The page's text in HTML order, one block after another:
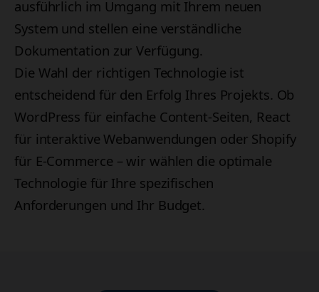
ausführlich im Umgang mit Ihrem neuen
System und stellen eine verständliche
Dokumentation zur Verfügung.
Die Wahl der richtigen Technologie ist
entscheidend für den Erfolg Ihres Projekts. Ob
WordPress für einfache Content-Seiten, React
für interaktive Webanwendungen oder Shopify
für E-Commerce – wir wählen die optimale
Technologie für Ihre spezifischen
Anforderungen und Ihr Budget.